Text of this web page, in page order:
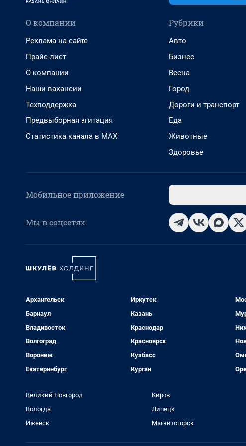
О компании
Реклама на сайте
Прайс-лист
О компании
Наши вакансии
Техподдержка
Предвыборная агитация
Статистика канала в MAX
Рубрики
Авто
Бизнес
Весна
Город
Дороги и транспорт
Еда
Животные
Здоровье
Мобильное приложение
Мы в соцсетях
Архангельск
Барнаул
Владивосток
Волгоград
Воронеж
Екатеринбург
Иркутск
Казань
Краснодар
Красноярск
Кузбасс
Курган
Великий Новгород
Вологда
Ижевск
Киров
Липецк
Магнитогорск